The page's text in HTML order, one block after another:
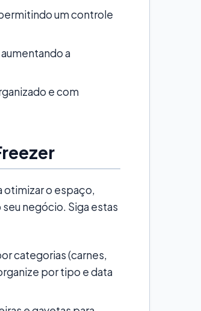
um controle
a
e com
otimizar o espaço,
negócio. Siga estas
categorias (carnes,
por tipo e data